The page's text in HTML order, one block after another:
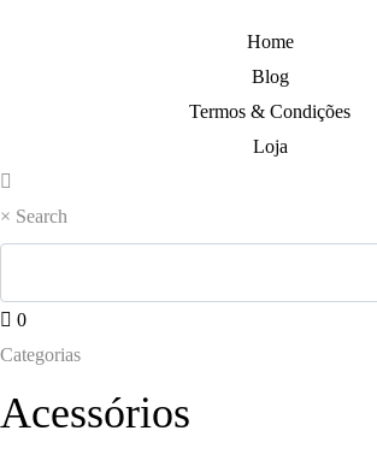
Home
Blog
Termos & Condições
Loja
× Search
0
Categorias
Acessórios